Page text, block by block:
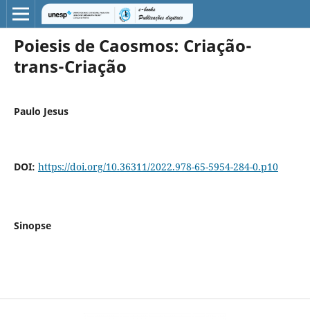
Poiesis de Caosmos: Criação-
trans-Criação
Paulo Jesus
DOI: https://doi.org/10.36311/2022.978-65-5954-284-0.p10
Sinopse